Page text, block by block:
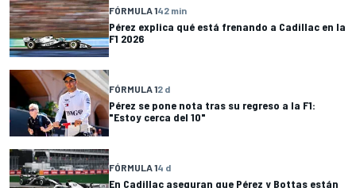
FÓRMULA 142 min
Pérez explica qué está frenando a Cadillac en la
F1 2026
FÓRMULA 12 d
Pérez se pone nota tras su regreso a la F1:
"Estoy cerca del 10"
FÓRMULA 14 d
En Cadillac aseguran que Pérez y Bottas están